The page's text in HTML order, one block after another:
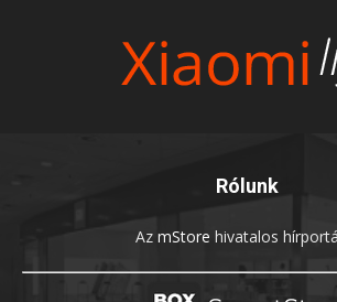
Rólunk
Az mStore hivatalos